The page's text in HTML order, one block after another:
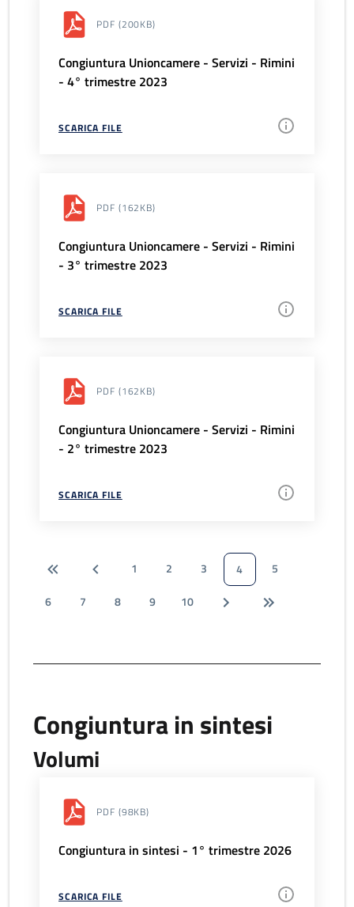
PDF (200KB)
Congiuntura Unioncamere - Servizi - Rimini
- 4° trimestre 2023
SCARICA FILE
PDF (162KB)
Congiuntura Unioncamere - Servizi - Rimini
- 3° trimestre 2023
SCARICA FILE
PDF (162KB)
Congiuntura Unioncamere - Servizi - Rimini
- 2° trimestre 2023
SCARICA FILE
1 2 3 4
5
6
7 8 9 10
Congiuntura in sintesi
Volumi
PDF (98KB)
Congiuntura in sintesi - 1° trimestre 2026
SCARICA FILE